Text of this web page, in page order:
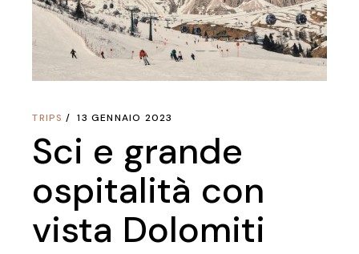
TRIPS 13 GENNAIO 2023
Sci e grande
ospitalità con
vista Dolomiti